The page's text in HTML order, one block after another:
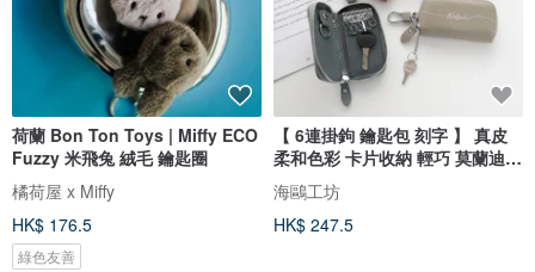
荷蘭 Bon Ton Toys | Miffy ECO
Fuzzy 米飛兔 絨毛 鑰匙圈
橘荷屋 x Miffy
HK$ 176.5
綠色友善
【 6連掛鉤 鑰匙包 刻字 】 真皮
柔和色彩 卡片收納 輕巧 莫蘭迪色
文字雕刻 HR09U
海鷗工坊
HK$ 247.5